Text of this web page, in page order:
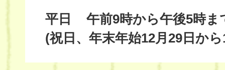
平日
午前9時から午後5時ま
(祝日、年末年始12月29日か